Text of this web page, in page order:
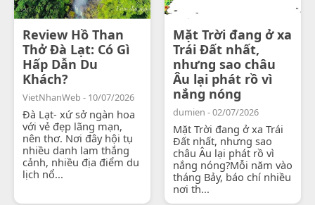
Review Hồ Than
Thở Đà Lạt: Có Gì
Hấp Dẫn Du
Khách?
VietNhanWeb - 10/07/2026
Đà Lạt- xứ sở ngàn hoa
với vẻ đẹp lãng mạn,
nên thơ. Nơi đây hội tụ
nhiều danh lam thắng
cảnh, nhiều địa điểm du
lịch nổ...
Mặt Trời đang ở xa
Trái Đất nhất,
nhưng sao châu
Âu lại phát rồ vì
nắng nóng
dumien - 02/07/2026
Mặt Trời đang ở xa Trái
Đất nhất, nhưng sao
châu Âu lại phát rồ vì
nắng nóng?Mỗi năm vào
tháng Bảy, báo chí nhiều
nơi th...